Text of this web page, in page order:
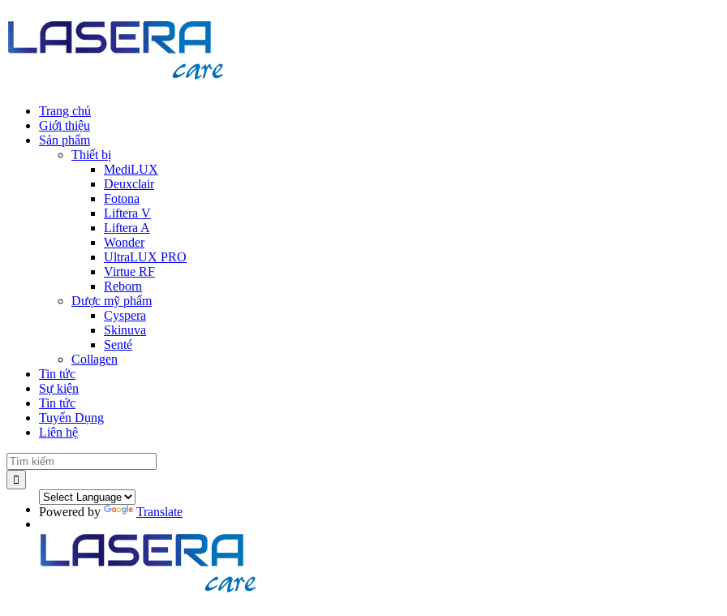
Trang chủ
Giới thiệu
Sản phẩm
Thiết bị
MediLUX
Deuxclair
Fotona
Liftera V
Liftera A
Wonder
UltraLUX PRO
Virtue RF
Reborn
Dược mỹ phẩm
Cyspera
Skinuva
Senté
Collagen
Tin tức
Sự kiện
Tin tức
Tuyển Dụng
Liên hệ
Powered by Translate